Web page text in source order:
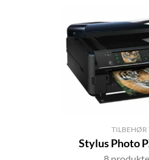
TILBEHØR
Stylus Photo